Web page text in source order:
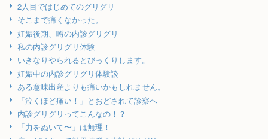
2人目ではじめてのグリグリ
そこまで痛くなかった。
妊娠後期、噂の内診グリグリ
私の内診グリグリ体験
いきなりやられるとびっくりします。
妊娠中の内診グリグリ体験談
ある意味出産よりも痛いかもしれません。
「泣くほど痛い！」とおどされて診察へ
内診グリグリってこんなの！？
「力をぬいて〜」は無理！